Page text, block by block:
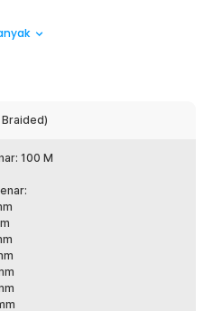
berkualitas dengan struktur 8
predator atau ikan berukuran
gesekan pada ring joran lebih
cocok untuk teknik casting
Dengan senar pancing ini,
besar.
kayu, rumput air, dan
PE braided memiliki daya
pemakaian normal. Cocok
100 M